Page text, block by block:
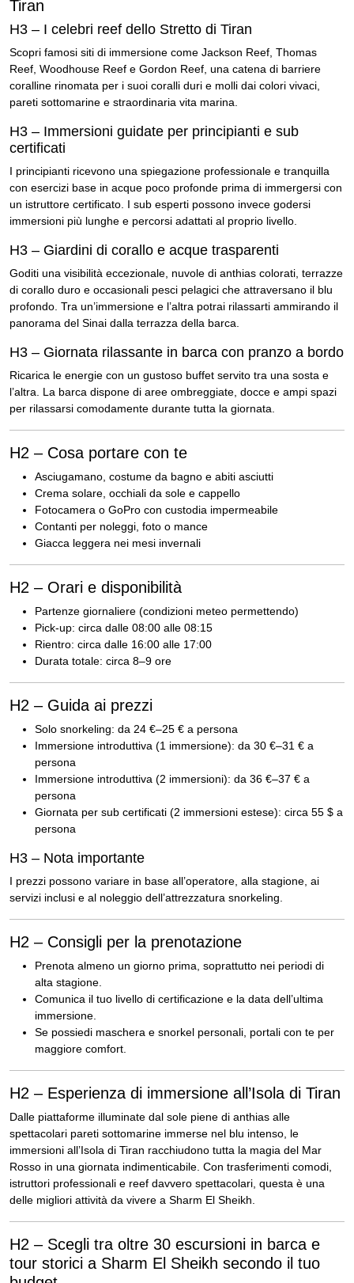
Tiran
H3 – I celebri reef dello Stretto di Tiran
Scopri famosi siti di immersione come Jackson Reef, Thomas
Reef, Woodhouse Reef e Gordon Reef, una catena di barriere
coralline rinomata per i suoi coralli duri e molli dai colori vivaci,
pareti sottomarine e straordinaria vita marina.
H3 – Immersioni guidate per principianti e sub
certificati
I principianti ricevono una spiegazione professionale e tranquilla
con esercizi base in acque poco profonde prima di immergersi con
un istruttore certificato. I sub esperti possono invece godersi
immersioni più lunghe e percorsi adattati al proprio livello.
H3 – Giardini di corallo e acque trasparenti
Goditi una visibilità eccezionale, nuvole di anthias colorati, terrazze
di corallo duro e occasionali pesci pelagici che attraversano il blu
profondo. Tra un’immersione e l’altra potrai rilassarti ammirando il
panorama del Sinai dalla terrazza della barca.
H3 – Giornata rilassante in barca con pranzo a bordo
Ricarica le energie con un gustoso buffet servito tra una sosta e
l’altra. La barca dispone di aree ombreggiate, docce e ampi spazi
per rilassarsi comodamente durante tutta la giornata.
H2 – Cosa portare con te
Asciugamano, costume da bagno e abiti asciutti
Crema solare, occhiali da sole e cappello
Fotocamera o GoPro con custodia impermeabile
Contanti per noleggi, foto o mance
Giacca leggera nei mesi invernali
H2 – Orari e disponibilità
Partenze giornaliere (condizioni meteo permettendo)
Pick-up: circa dalle 08:00 alle 08:15
Rientro: circa dalle 16:00 alle 17:00
Durata totale: circa 8–9 ore
H2 – Guida ai prezzi
Solo snorkeling: da 24 €–25 € a persona
Immersione introduttiva (1 immersione): da 30 €–31 € a
persona
Immersione introduttiva (2 immersioni): da 36 €–37 € a
persona
Giornata per sub certificati (2 immersioni estese): circa 55 $ a
persona
H3 – Nota importante
I prezzi possono variare in base all’operatore, alla stagione, ai
servizi inclusi e al noleggio dell’attrezzatura snorkeling.
H2 – Consigli per la prenotazione
Prenota almeno un giorno prima, soprattutto nei periodi di
alta stagione.
Comunica il tuo livello di certificazione e la data dell’ultima
immersione.
Se possiedi maschera e snorkel personali, portali con te per
maggiore comfort.
H2 – Esperienza di immersione all’Isola di Tiran
Dalle piattaforme illuminate dal sole piene di anthias alle
spettacolari pareti sottomarine immerse nel blu intenso, le
immersioni all’Isola di Tiran racchiudono tutta la magia del Mar
Rosso in una giornata indimenticabile. Con trasferimenti comodi,
istruttori professionali e reef davvero spettacolari, questa è una
delle migliori attività da vivere a Sharm El Sheikh.
H2 – Scegli tra oltre 30 escursioni in barca e
tour storici a Sharm El Sheikh secondo il tuo